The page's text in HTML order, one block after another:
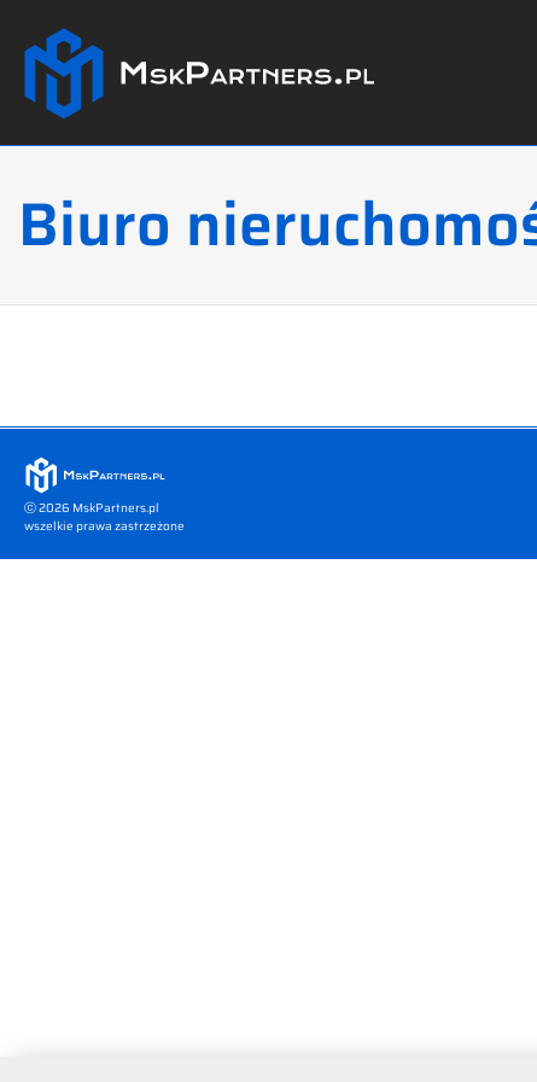
Biuro
ⓒ 2026 MskPartners.pl
wszelkie prawa zastrzeżone